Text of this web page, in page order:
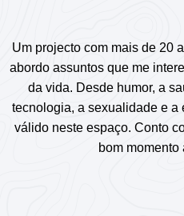
Um projecto com mais de 20
abordo assuntos que me
da vida. Desde humor, a
tecnologia, a sexualidade e a
válido neste espaço. Conto
bom momento